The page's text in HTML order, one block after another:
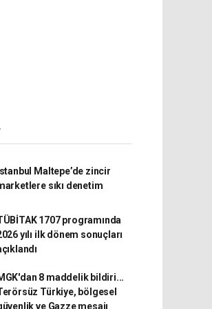
Maltepe’de zincir
sıkı denetim
1707 programında
yılı ilk dönem sonuçları
8 maddelik bildiri...
Türkiye, bölgesel
ve Gazze mesajı